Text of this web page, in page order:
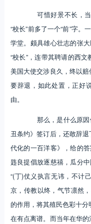
可惜好景不长，当
“校长”前多了一个“前”字
学堂。颇具雄心壮志的张
“校长”，连带其聘请的西
美国大使交涉良久，终以
要辞退，如此处置，正好
由。
那么，是什么原因
丑条约》签订后，还敢辞
代化的一百洋客》，给的
韪良提倡放逐慈禧，瓜分
“(丁)仗义执言无讳，不计
京，传教以终，气节凛然
的作用，将其殖民色彩十分
在有点离谱。而当年在华